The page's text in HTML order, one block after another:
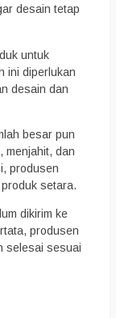
desain tetap
untuk
ini diperlukan
desain dan
besar pun
menjahit, dan
produsen
setara.
dikirim ke
produsen
selesai sesuai